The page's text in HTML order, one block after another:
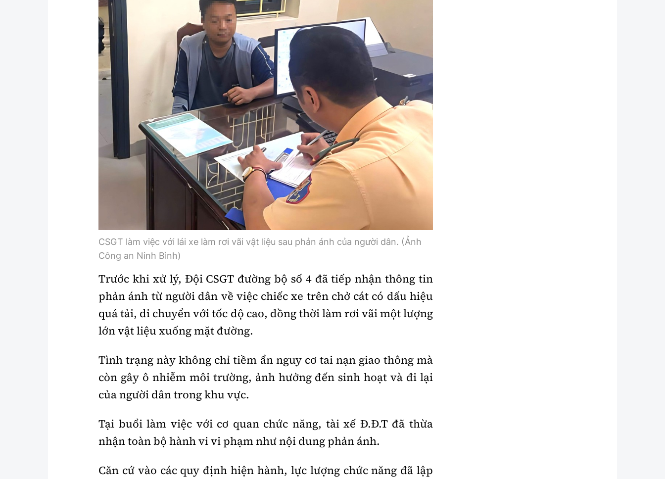
Lao động - Công đoàn
Điện ảnh
Âm nhạc
Bình luận
Hậu trường sao
360 độ thể thao
AI
Tư vấn
Thời sự Quốc tế
Thế giới giao thông
Thế giới xây dựng
Đi ++
Du lịch
Khám phá
Lối sống
Ẩm thực
Video
Thời sự
Khám phá
Camera giao thông
Câu chuyện giao thông
Lăng kính xây dựng
Giải trí - Thể thao
CSGT làm việc với lái xe làm rơi vãi vật liệu sau phản ánh của người dân. (Ảnh
Công an Ninh Bình)
Trước khi xử lý, Đội CSGT đường bộ số 4 đã tiếp nhận thông tin
phản ánh từ người dân về việc chiếc xe trên chở cát có dấu hiệu
quá tải, di chuyển với tốc độ cao, đồng thời làm rơi vãi một lượng
lớn vật liệu xuống mặt đường.
Tình trạng này không chỉ tiềm ẩn nguy cơ tai nạn giao thông mà
còn gây ô nhiễm môi trường, ảnh hưởng đến sinh hoạt và đi lại
của người dân trong khu vực.
Tại buổi làm việc với cơ quan chức năng, tài xế Đ.Đ.T đã thừa
nhận toàn bộ hành vi vi phạm như nội dung phản ánh.
Căn cứ vào các quy định hiện hành, lực lượng chức năng đã lập